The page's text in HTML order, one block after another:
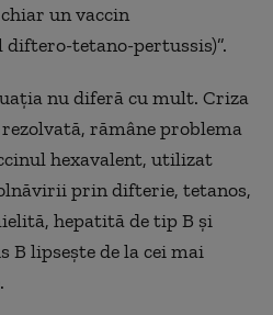
un vaccin
tetano-pertussis)”.
nu diferă cu mult. Criza
rămâne problema
hexavalent, utilizat
prin difterie, tetanos,
hepatită de tip B și
B lipseşte de la cei mai